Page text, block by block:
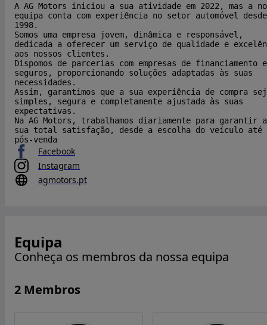
A AG Motors iniciou a sua atividade em 2022, mas a
equipa conta com experiência no setor automóvel desde
1998.
Somos uma empresa jovem, dinâmica e responsável,
dedicada a oferecer um serviço de qualidade e
aos nossos clientes.
Dispomos de parcerias com empresas de financiamento e
seguros, proporcionando soluções adaptadas às suas
necessidades.
Assim, garantimos que a sua experiência de compra
simples, segura e completamente ajustada às suas
expectativas.
Na AG Motors, trabalhamos diariamente para garantir a
sua total satisfação, desde a escolha do veículo até
pós-venda
Facebook
Instagram
agmotors.pt
Equipa
Conheça os membros da nossa equipa
2 Membros